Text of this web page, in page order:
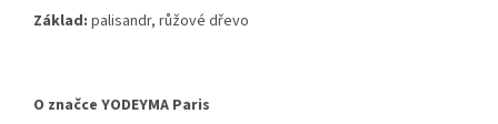
Základ: palisandr, růžové dřevo
O značce YODEYMA Paris